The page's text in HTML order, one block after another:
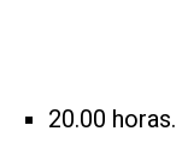
20.00 horas.